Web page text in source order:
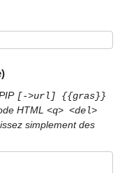
[->url] {{gras}}
HTML <q> <del>
simplement des